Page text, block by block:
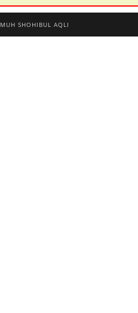
MUH SHOHIBUL AQLI